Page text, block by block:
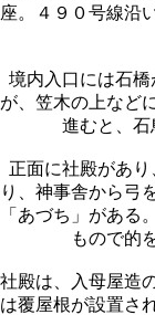
座。４９０号線沿
境内入口には石
が、笠木の上など
進むと、石
正面に社殿があ
り、神事舎から弓
「あづち」がある
もので的
社殿は、入母屋造
は覆屋根が設置さ